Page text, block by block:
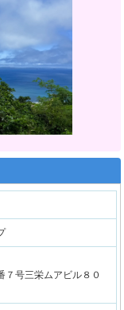
７号三栄ムアビル８０